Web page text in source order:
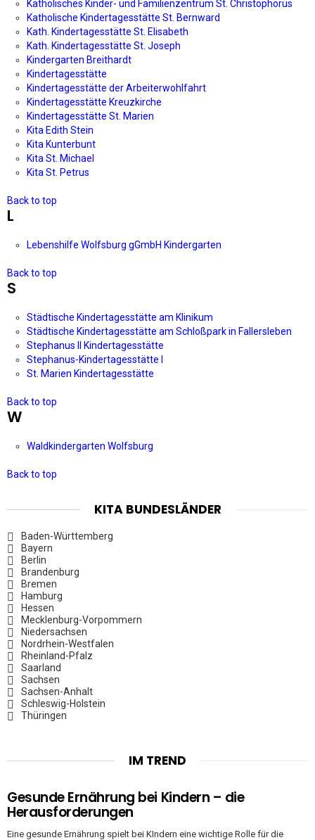
Katholisches Kinder- und Familienzentrum St. Christophorus
Katholische Kindertagesstätte St. Bernward
Kath. Kin­der­ta­gesstätte St. Elisabeth
Kath. Kin­der­ta­gesstätte St. Joseph
Kindergarten Breithardt
Kindertagesstätte
Kindertagesstätte der Arbeiterwohlfahrt
Kindertagesstätte Kreuzkirche
Kindertagesstätte St. Marien
Kita Edith Stein
Kita Kunterbunt
Kita St. Michael
Kita St. Petrus
Back to top
L
Lebenshilfe Wolfsburg gGmbH Kindergarten
Back to top
S
Städtische Kindertagesstätte am Klinikum
Städtische Kindertagesstätte am Schloßpark in Fallersleben
Stephanus II Kindertagesstätte
Stephanus-Kindertagesstätte I
St. Marien Kindertagesstätte
Back to top
W
Waldkindergarten Wolfsburg
Back to top
KITA BUNDESLÄNDER
Baden-Württemberg
Bayern
Berlin
Brandenburg
Bremen
Hamburg
Hessen
Mecklenburg-Vorpommern
Niedersachsen
Nordrhein-Westfalen
Rheinland-Pfalz
Saarland
Sachsen
Sachsen-Anhalt
Schleswig-Holstein
Thüringen
IM TREND
Gesunde Ernährung bei Kindern – die
Herausforderungen
Eine gesunde Ernährung spielt bei KIndern eine wichtige Rolle für die